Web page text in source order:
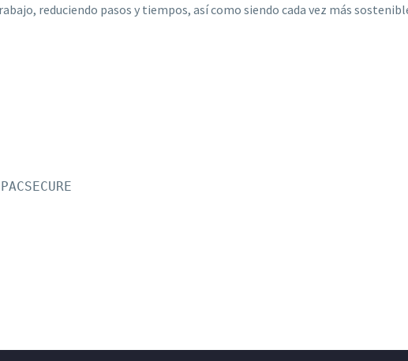
reduciendo pasos y tiempos, así como siendo cada vez más